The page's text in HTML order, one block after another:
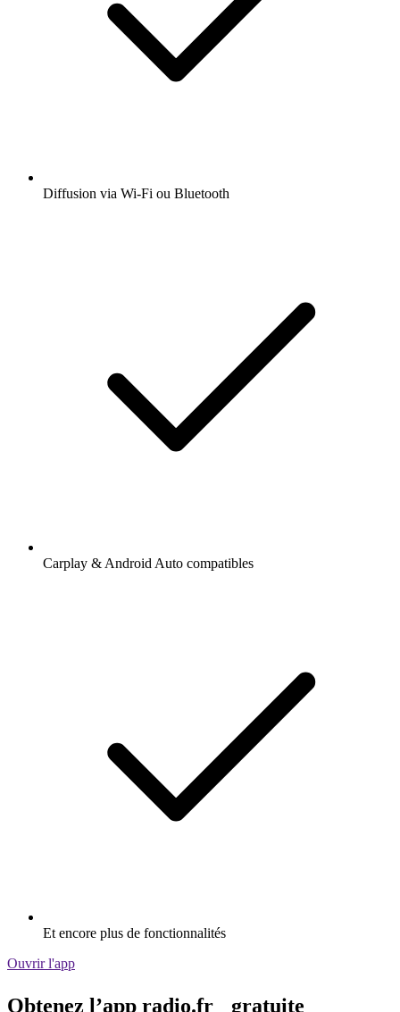
Diffusion via Wi-Fi ou Bluetooth
Carplay & Android Auto compatibles
Et encore plus de fonctionnalités
Ouvrir l'app
Obtenez l’app radio.fr gratuite